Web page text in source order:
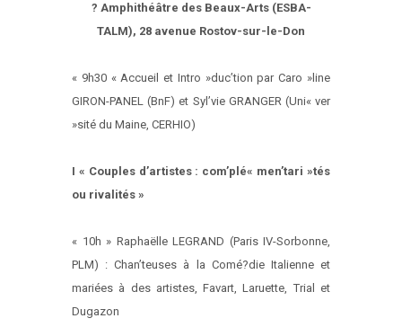
? Amphithéâtre des Beaux-Arts (ESBA-
TALM), 28 avenue Rostov-sur-le-Don
« 9h30 « Accueil et Intro »duc’tion par Caro »line
GIRON-PANEL (BnF) et Syl’vie GRANGER (Uni« ver
»sité du Maine, CERHIO)
I « Couples d’artistes : com’plé« men’tari »tés
ou rivalités »
« 10h » Raphaëlle LEGRAND (Paris IV-Sorbonne,
PLM) : Chan’teuses à la Comé?die Italienne et
mariées à des artistes, Favart, Laruette, Trial et
Dugazon